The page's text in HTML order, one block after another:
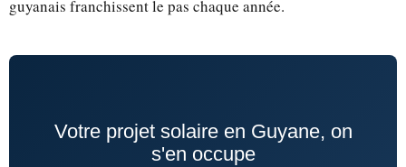
guyanais franchissent le pas chaque année.
Votre projet solaire en Guyane, on
s'en occupe